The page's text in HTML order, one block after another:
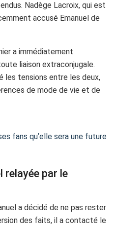
Nadège Lacroix, qui est
accusé Emanuel de
a immédiatement
liaison extraconjugale.
les tensions entre les deux,
de mode de vie et de
fans qu’elle sera une future
relayée par le
a décidé de ne pas rester
des faits, il a contacté le